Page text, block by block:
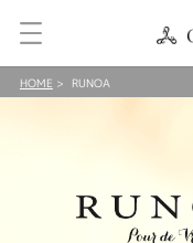
HOME RUNOA